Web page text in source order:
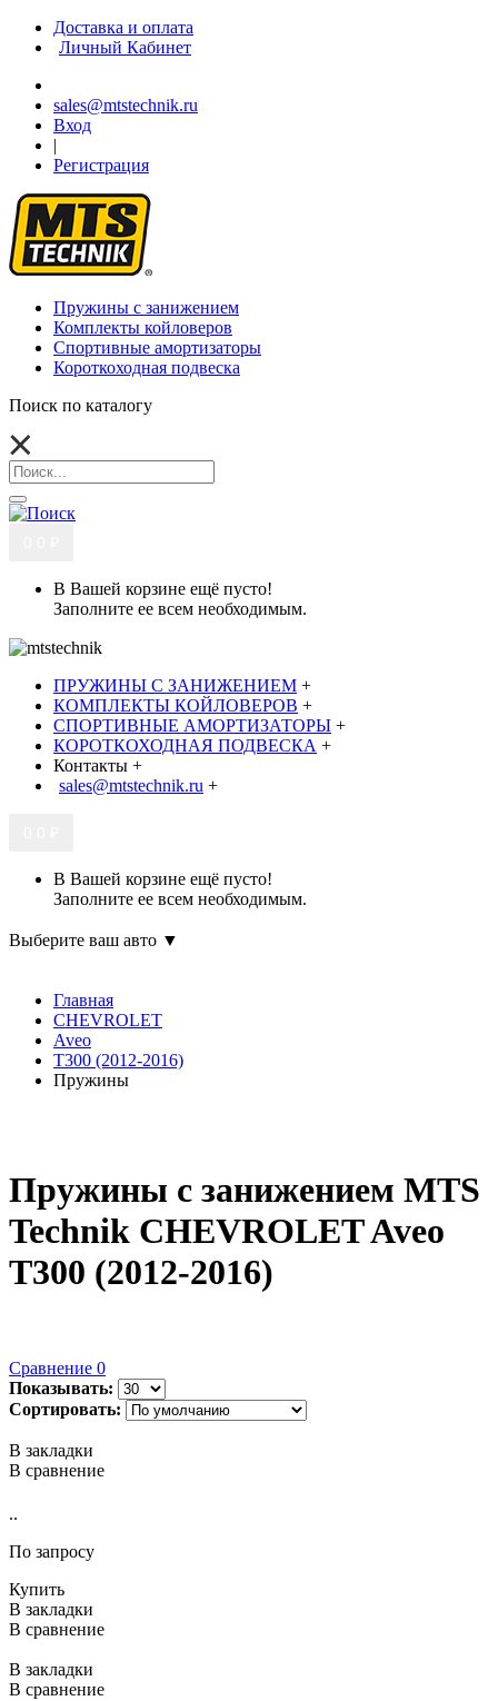
Доставка и оплата
Личный Кабинет
sales@mtstechnik.ru
Вход
|
Регистрация
Пружины с занижением
Комплекты койловеров
Спортивные амортизаторы
Короткоходная подвеска
Поиск по каталогу
В Вашей корзине ещё пусто!
Заполните ее всем необходимым.
ПРУЖИНЫ С ЗАНИЖЕНИЕМ +
КОМПЛЕКТЫ КОЙЛОВЕРОВ +
СПОРТИВНЫЕ АМОРТИЗАТОРЫ +
КОРОТКОХОДНАЯ ПОДВЕСКА +
Контакты +
sales@mtstechnik.ru +
В Вашей корзине ещё пусто!
Заполните ее всем необходимым.
Выберите ваш авто ▼
Главная
CHEVROLET
Aveo
T300 (2012-2016)
Пружины
Пружины с занижением MTS
Technik CHEVROLET Aveo
T300 (2012-2016)
Сравнение 0
Показывать:
Сортировать:
В закладки
В сравнение
..
По запросу
Купить
В закладки
В сравнение
В закладки
В сравнение